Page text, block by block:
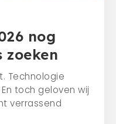
nog
zoeken
Technologie
toch geloven wij
verrassend